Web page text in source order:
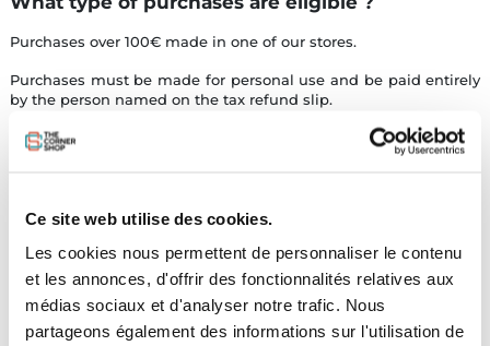
Ce site web utilise des cookies.
Les cookies nous permettent de personnaliser le contenu
et les annonces, d'offrir des fonctionnalités relatives aux
médias sociaux et d'analyser notre trafic. Nous
partageons également des informations sur l'utilisation de
Purchases over 100€ made in one of our stores.
Purchases must be made for personal use and be paid entirely
by the person named on the tax refund slip.
Directly on the day of your purchases or, you have 3 days from
document necessary for the realization of the remote tax
refund.
We propose 2 types of refunds :